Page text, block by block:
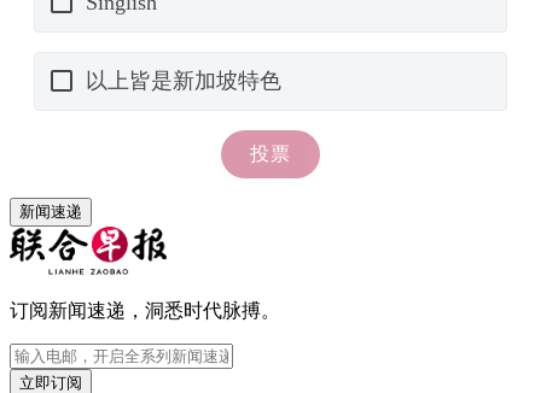
新闻速递
订阅新闻速递，洞悉时代脉搏。
立即订阅